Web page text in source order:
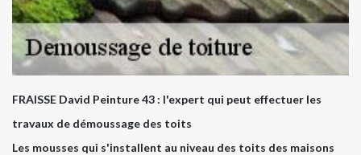
FRAISSE David Peinture 43 : l'expert qui peut effectuer les
travaux de démoussage des toits
Les mousses qui s'installent au niveau des toits des maisons